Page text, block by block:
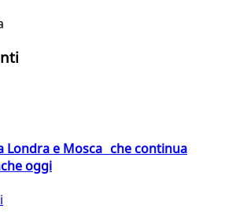
Londra e Mosca che continua
oggi